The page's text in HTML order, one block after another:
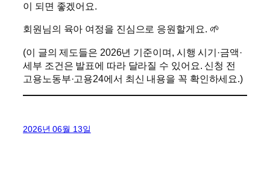
이 되면 좋겠어요.
회원님의 육아 여정을 진심으로 응원할게요. 🌱
(이 글의 제도들은 2026년 기준이며, 시행 시기·금액·
세부 조건은 발표에 따라 달라질 수 있어요. 신청 전
고용노동부·고용24에서 최신 내용을 꼭 확인하세요.)
2026년 06월 13일